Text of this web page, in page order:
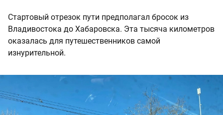
Стартовый отрезок пути предполагал бросок из
Владивостока до Хабаровска. Эта тысяча километров
оказалась для путешественников самой
изнурительной.